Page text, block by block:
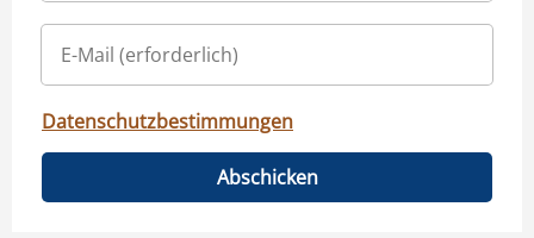
Datenschutzbestimmungen
Abschicken